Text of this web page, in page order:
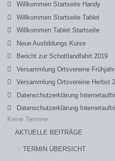
Willkommen Startseite Handy
Willkommen Startseite Tablet
Willkommen Tablet Startseite
Neue Ausbildungs Kurse
Bericht zur Schottlandfahrt 2019
Versammlung Ortsvereine
Versammlung Ortsvereine Herbst
Datenschutzerklärung
Datenschutzerklärung
Keine Termine
AKTUELLE BEITRÄGE
TERMIN ÜBERSICHT